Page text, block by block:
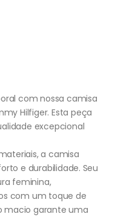
com nossa camisa
Hilfiger. Esta peça
excepcional
a camisa
e durabilidade. Seu
feminina,
com um toque de
macio garante uma